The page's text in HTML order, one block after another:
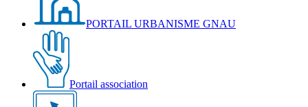
PORTAIL URBANISME GNAU
Portail association